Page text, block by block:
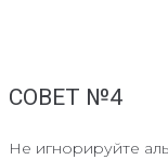
СОВЕТ №4
Не игнорируйте